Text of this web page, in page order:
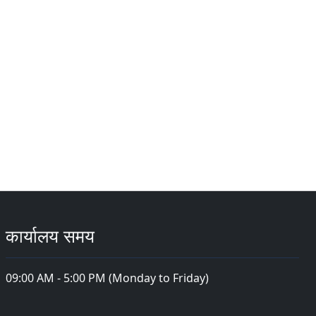
कार्यालय समय
09:00 AM - 5:00 PM (Monday to Friday)